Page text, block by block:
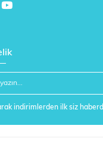
indirimlerden ilk siz